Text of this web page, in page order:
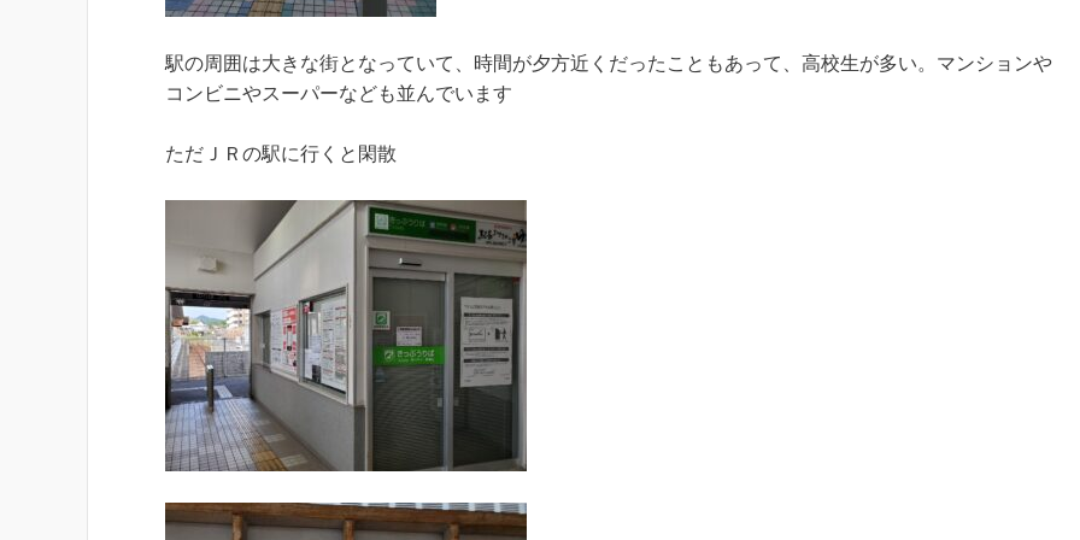
駅の周囲は大きな街となっていて、時間が夕方近くだったこともあって、高校生が多い。マンションや
コンビニやスーパーなども並んでいます
ただＪＲの駅に行くと閑散